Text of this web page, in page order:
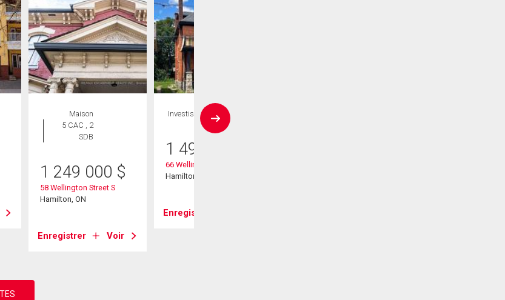
Maison
5 CAC , 2
SDB
1 249 000 $
58 Wellington Street S
Hamilton, ON
Enregistrer Voir
Investissement
1 499 000
66 Wellington Street S
Hamilton, ON
Enregistrer